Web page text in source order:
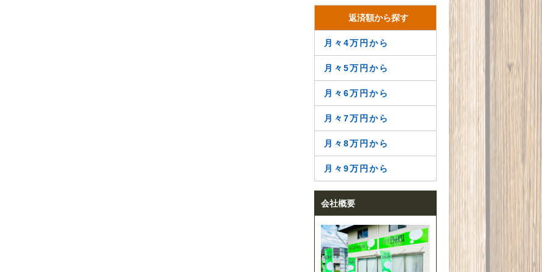
返済額から探す
月々4万円から
月々5万円から
月々6万円から
月々7万円から
月々8万円から
月々9万円から
会社概要